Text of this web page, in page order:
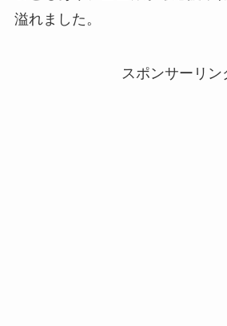
溢れました。
スポンサーリン